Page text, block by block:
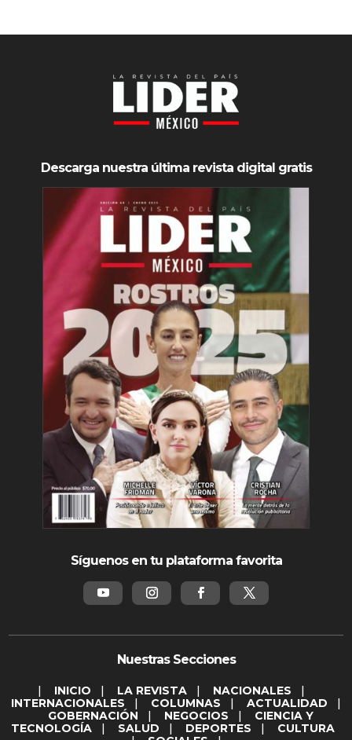
Descarga nuestra última revista digital gratis
Síguenos en tu plataforma favorita
Nuestras Secciones
INICIO LA REVISTA NACIONALES
INTERNACIONALES
COLUMNAS ACTUALIDAD
GOBERNACIÓN
NEGOCIOS
CIENCIA Y
TECNOLOGÍA
SALUD DEPORTES
CULTURA